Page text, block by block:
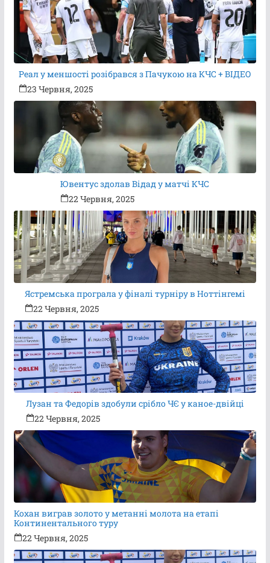
Реал у меншості розібрався з Пачукою на КЧС + ВІДЕО
23 Червня, 2025
Ювентус здолав Відад у матчі КЧС
22 Червня, 2025
Ястремська програла у фіналі турніру в Ноттінгемі
22 Червня, 2025
Лузан та Федорів здобули срібло ЧЄ у каное-двійці
22 Червня, 2025
Кохан виграв золото у метанні молота на етапі
Континентального туру
22 Червня, 2025